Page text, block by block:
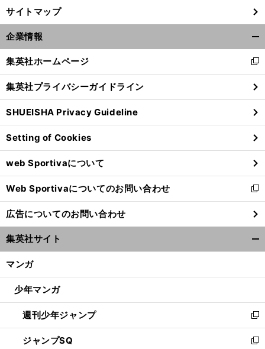
サイトマップ
企業情報
閉
る
集英社ホームページ
新
し
い
ウ
ィ
ン
ド
ウ
で
開
く
集英社プライバシーガイドライン
SHUEISHA Privacy Guideline
Setting of Cookies
web Sportivaについて
Web Sportivaについてのお問い合わせ
新
し
い
ウ
ィ
ン
ウ
開
く
広告についてのお問い合わせ
集英社サイト
マンガ
少年マンガ
週刊少年ジャンプ
新
し
い
ジャンプSQ
新